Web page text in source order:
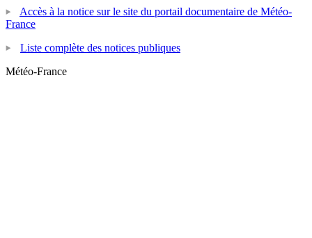
Accès à la notice sur le site du portail documentaire de Météo-
France
Liste complète des notices publiques
Météo-France